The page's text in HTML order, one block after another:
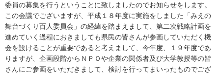
委員の募集を行うということに致しましたのでお知らせをします。
この会議でございますが、平成１８年度に実施をしました「みえの
舞台づくり百人委員会」の経緯を踏まえまして、第二次戦略計画を
進めていく過程におきましても県民の皆さんが参画していただく機
会を設けることが重要であると考えまして、今年度、１９年度であ
りますが、企画段階からＮＰＯや企業の関係者及び大学教授等の皆
さんにご参画をいただきまして、検討を行ってまいったものでござ